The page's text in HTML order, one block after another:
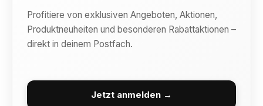
Profitiere von exklusiven Angeboten, Aktionen,
Produktneuheiten und besonderen Rabattaktionen –
direkt in deinem Postfach.
Jetzt anmelden →